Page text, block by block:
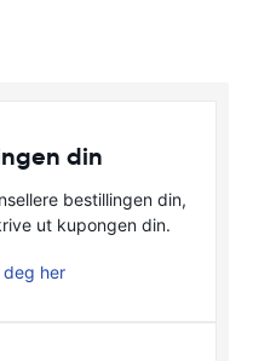
din
bestillingen din,
ut kupongen din.
deg her